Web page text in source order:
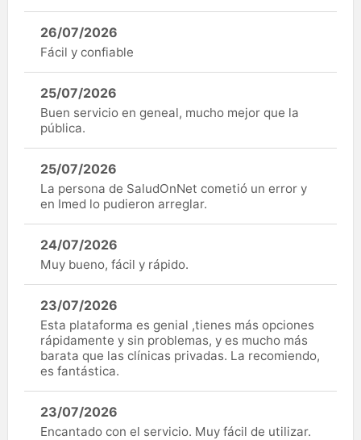
26/07/2026
Fácil y confiable
25/07/2026
Buen servicio en geneal, mucho mejor que la
pública.
25/07/2026
La persona de SaludOnNet cometió un error y
en Imed lo pudieron arreglar.
24/07/2026
Muy bueno, fácil y rápido.
23/07/2026
Esta plataforma es genial ,tienes más opciones
rápidamente y sin problemas, y es mucho más
barata que las clínicas privadas. La recomiendo,
es fantástica.
23/07/2026
Encantado con el servicio. Muy fácil de utilizar.